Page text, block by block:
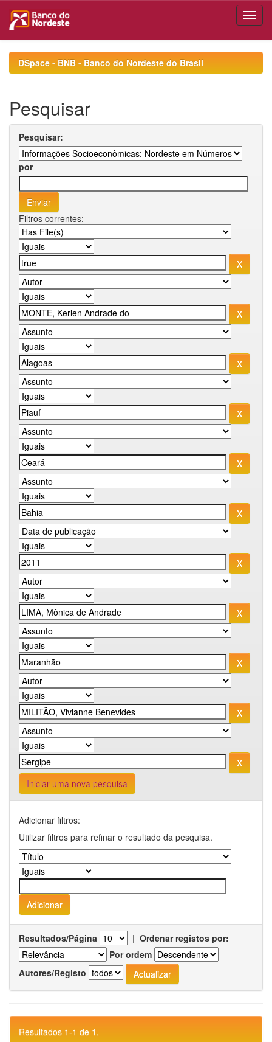
navigationDSpace - BNB - Banco do Nordeste do Brasil
Pesquisar
Pesquisar:
por
Filtros correntes:
Iniciar uma nova pesquisa
Adicionar filtros:
Utilizar filtros para refinar o resultado da pesquisa.
Resultados/Página | Ordenar registos por:
Por ordem
Autores/Registo
Resultados 1-1 de 1.